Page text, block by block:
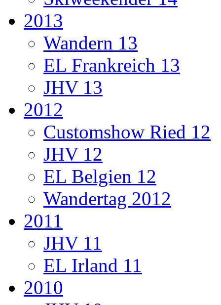
2013
Wandern 13
EL Frankreich 13
JHV 13
2012
Customshow Ried 12
JHV 12
EL Belgien 12
Wandertag 2012
2011
JHV 11
EL Irland 11
2010